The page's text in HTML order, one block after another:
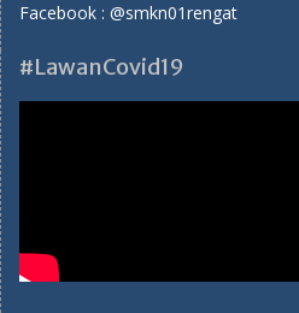
Facebook : @smkn01rengat
#LawanCovid19